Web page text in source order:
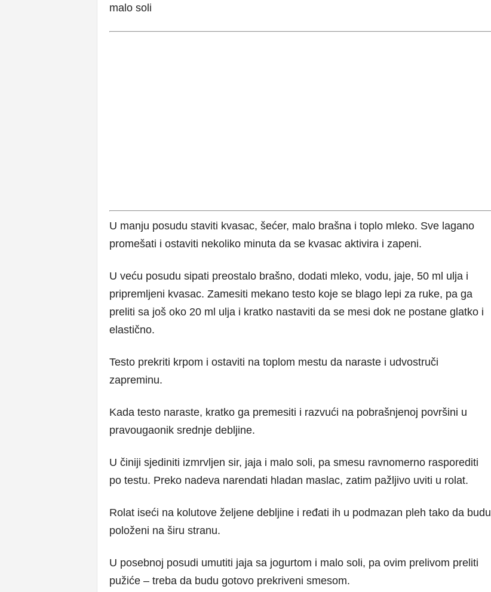
malo soli
U manju posudu staviti kvasac, šećer, malo brašna i toplo mleko. Sve lagano
promešati i ostaviti nekoliko minuta da se kvasac aktivira i zapeni.
U veću posudu sipati preostalo brašno, dodati mleko, vodu, jaje, 50 ml ulja i
pripremljeni kvasac. Zamesiti mekano testo koje se blago lepi za ruke, pa ga
preliti sa još oko 20 ml ulja i kratko nastaviti da se mesi dok ne postane glatko i
elastično.
Testo prekriti krpom i ostaviti na toplom mestu da naraste i udvostruči
zapreminu.
Kada testo naraste, kratko ga premesiti i razvući na pobrašnjenoj površini u
pravougaonik srednje debljine.
U činiji sjediniti izmrvljen sir, jaja i malo soli, pa smesu ravnomerno rasporediti
po testu. Preko nadeva narendati hladan maslac, zatim pažljivo uviti u rolat.
Rolat iseći na kolutove željene debljine i ređati ih u podmazan pleh tako da budu
položeni na širu stranu.
U posebnoj posudi umutiti jaja sa jogurtom i malo soli, pa ovim prelivom preliti
pužiće – treba da budu gotovo prekriveni smesom.